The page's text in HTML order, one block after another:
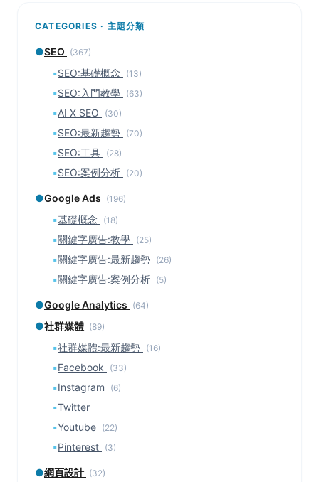
CATEGORIES · 主題分類
●SEO (367)
▪SEO:基礎概念 (13)
▪SEO:入門教學 (63)
▪AI X SEO (30)
▪SEO:最新趨勢 (70)
▪SEO:工具 (28)
▪SEO:案例分析 (20)
●Google Ads (196)
▪基礎概念 (18)
▪關鍵字廣告:教學 (25)
▪關鍵字廣告:最新趨勢 (26)
▪關鍵字廣告:案例分析 (5)
●Google Analytics (64)
●社群媒體 (89)
▪社群媒體:最新趨勢 (16)
▪Facebook (33)
▪Instagram (6)
▪Twitter
▪Youtube (22)
▪Pinterest (3)
●網頁設計 (32)